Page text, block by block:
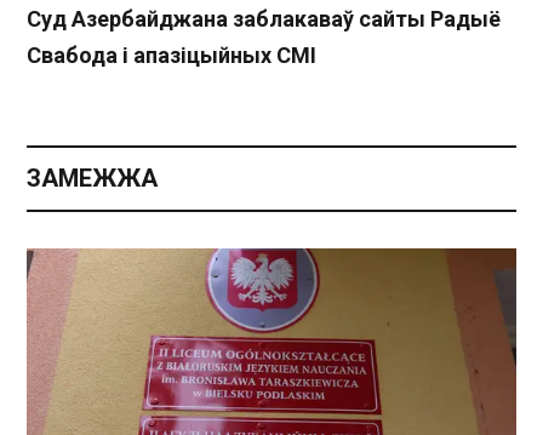
Суд Азербайджана заблакаваў сайты Радыё
Свабода і апазіцыйных СМІ
ЗАМЕЖЖА